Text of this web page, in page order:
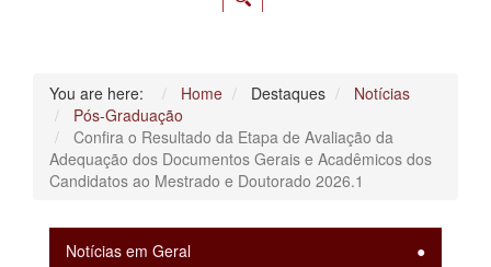
You are here: Home Destaques
Notícias
Pós-Graduação
Confira o Resultado da Etapa de Avaliação da
Adequação dos Documentos Gerais e Acadêmicos dos
Candidatos ao Mestrado e Doutorado 2026.1
Notícias em Geral